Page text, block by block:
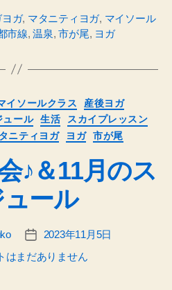
ヨガ, マタニティヨガ, マイソール
市線,温泉,市が尾, ヨガ
カ
テ
ゴ
リ
ー
イソールクラス
産後ヨガ
ュール 生活
スカイプレッスン
ニティヨガ ヨガ 市が尾
♪＆11月のス
ール
投
稿
日
2023年11月5日
はまだありません